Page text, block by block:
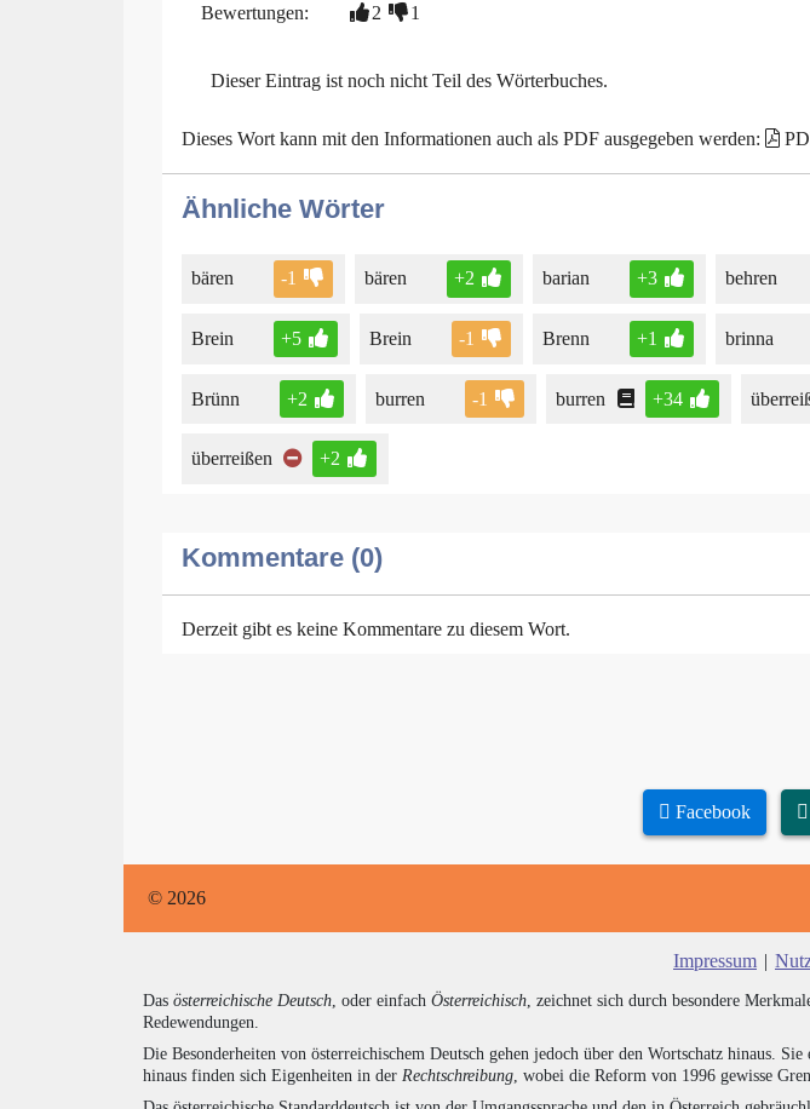
Bewertungen: 2 1
Dieser Eintrag ist noch nicht Teil des Wörterbuches.
Dieses Wort kann mit den Informationen auch als PDF ausgegeben werden:
Ähnliche Wörter
bären -1 bären +2 barian +3 behren
Brein +5 Brein -1 Brenn +1 brinna
Brünn +2 burren -1 burren +34
überreißen +2
Kommentare (0)
Derzeit gibt es keine Kommentare zu diesem Wort.
Facebook
© 2026
Impressum |
Das österreichische Deutsch , oder einfach Österreichisch , zeichnet sich durch besondere
Redewendungen.
Die Besonderheiten von österreichischem Deutsch gehen jedoch über den Wortschatz hinaus.
hinaus finden sich Eigenheiten in der Rechtschreibung , wobei die Reform von 1996 gewisse